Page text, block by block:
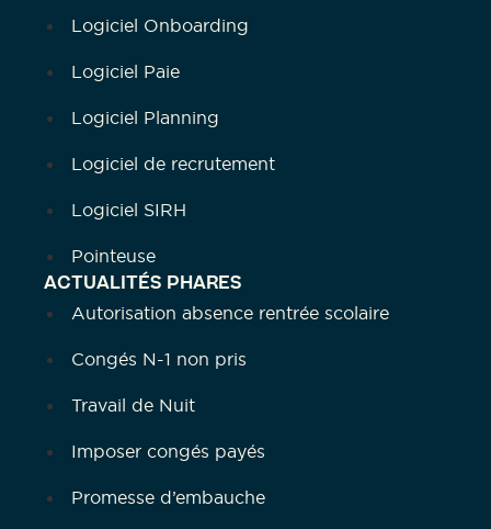
Logiciel Onboarding
Logiciel Paie
Logiciel Planning
Logiciel de recrutement
Logiciel SIRH
Pointeuse
ACTUALITÉS PHARES
Autorisation absence rentrée scolaire
Congés N-1 non pris
Travail de Nuit
Imposer congés payés
Promesse d’embauche